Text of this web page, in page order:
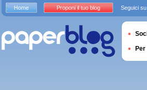
Home Proponi il tuo blog Seguici su
Per